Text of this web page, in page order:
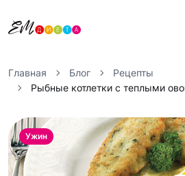
Главная Блог
Рецепты
Рыбные котлетки с теплыми
Ужин